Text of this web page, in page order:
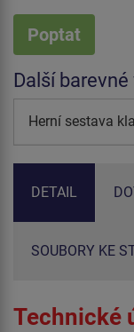
Poptat
Další
Herní sestava
DETAIL
SOUBORY KE
Technické